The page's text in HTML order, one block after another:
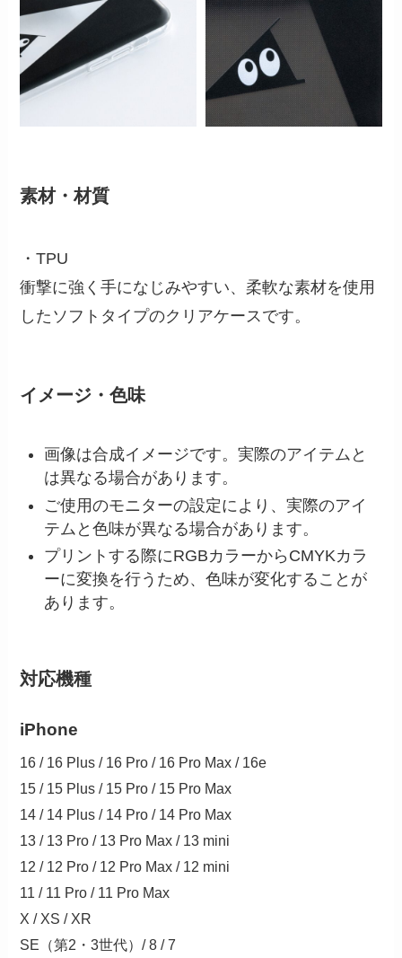
素材・材質
・TPU
衝撃に強く手になじみやすい、柔軟な素材を使用
したソフトタイプのクリアケースです。
イメージ・色味
画像は合成イメージです。実際のアイテムと
は異なる場合があります。
ご使用のモニターの設定により、実際のアイ
テムと色味が異なる場合があります。
プリントする際にRGBカラーからCMYKカラ
ーに変換を行うため、色味が変化することが
あります。
対応機種
iPhone
16 / 16 Plus / 16 Pro / 16 Pro Max / 16e
15 / 15 Plus / 15 Pro / 15 Pro Max
14 / 14 Plus / 14 Pro / 14 Pro Max
13 / 13 Pro / 13 Pro Max / 13 mini
12 / 12 Pro / 12 Pro Max / 12 mini
11 / 11 Pro / 11 Pro Max
X / XS / XR
SE（第2・3世代）/ 8 / 7